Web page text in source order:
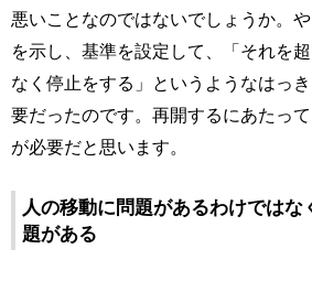
悪いことなのではないでしょうか。
を示し、基準を設定して、「それを
なく停止をする」というようなはっ
要だったのです。再開するにあたっ
が必要だと思います。
人の移動に問題があるわけではな
題がある